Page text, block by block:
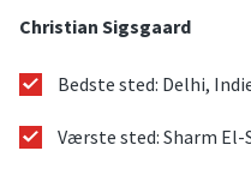
Christian Sigsgaard
Bedste sted: Delhi,
Værste sted: Sharm El-